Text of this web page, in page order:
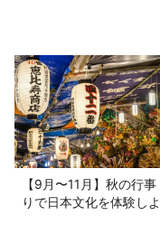
【9月〜11月】秋の行
りで日本文化を体験しよ